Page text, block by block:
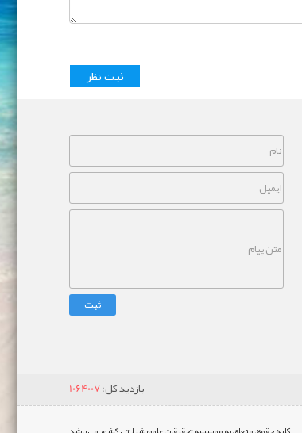
ثبت
بازدید کل:1064007